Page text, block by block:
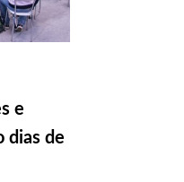
e
dias de